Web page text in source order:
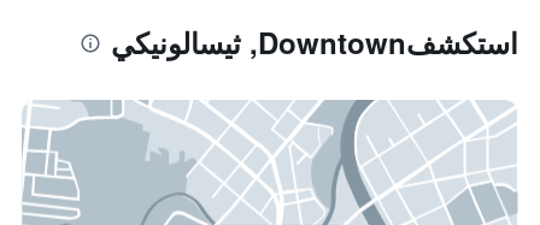
استكشفDowntown, ثيسالونيكي